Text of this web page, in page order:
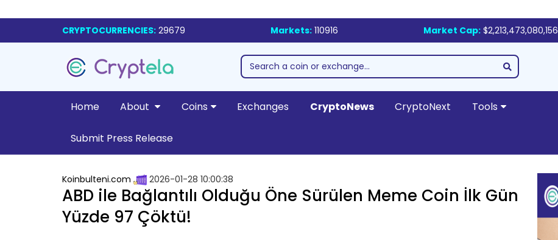
CRYPTOCURRENCIES: 29679 Markets: 110916 Market Cap: $2,213,473,080,156
Home About Coins Exchanges CryptoNews CryptoNext Tools
Submit Press Release
Koinbulteni.com 2026-01-28 10:00:38
ABD ile Bağlantılı Olduğu Öne Sürülen Meme Coin İlk Gün
Yüzde 97 Çöktü!